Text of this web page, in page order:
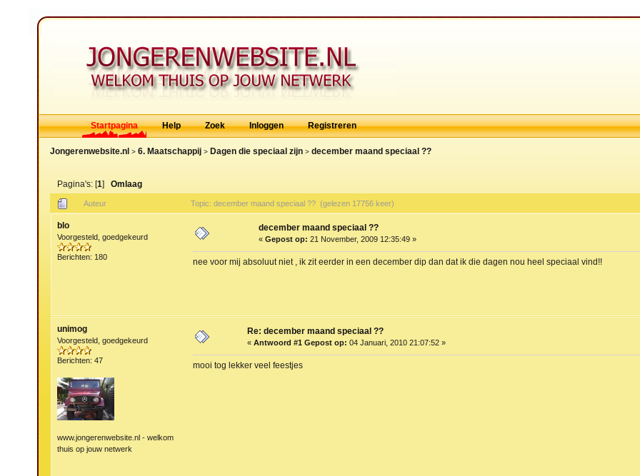
Startpagina Help Zoek Inloggen Registreren
Jongerenwebsite.nl >6. Maatschappij > Dagen die speciaal zijn >december maand speciaal ??
Pagina's: [1]Omlaag
Auteur Topic: december maand speciaal ?? (gelezen 17756 keer)
blo
Voorgesteld, goedgekeurd
Berichten: 180
december maand speciaal ??
«Gepost op: 21 November, 2009 12:35:49 »
nee voor mij absoluut niet , ik zit eerder in een december dip dan dat ik die dagen nou heel speciaal vind!!
unimog
Voorgesteld, goedgekeurd
Berichten: 47
www.jongerenwebsite.nl - welkom
thuis op jouw netwerk
Re: december maand speciaal ??
«Antwoord #1 Gepost op: 04 Januari, 2010 21:07:52 »
mooi tog lekker veel feestjes